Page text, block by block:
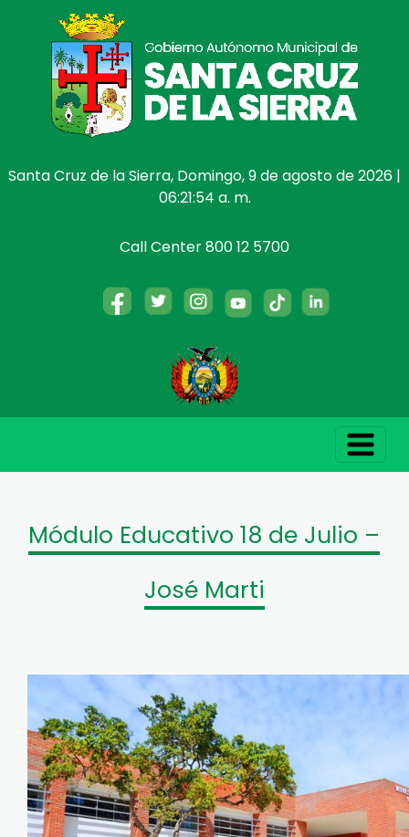
Santa Cruz de la Sierra, Domingo, 9 de agosto de 2026 |
06:21:55 a. m.
Call Center 800 12 5700
Módulo Educativo 18 de Julio –
José Marti